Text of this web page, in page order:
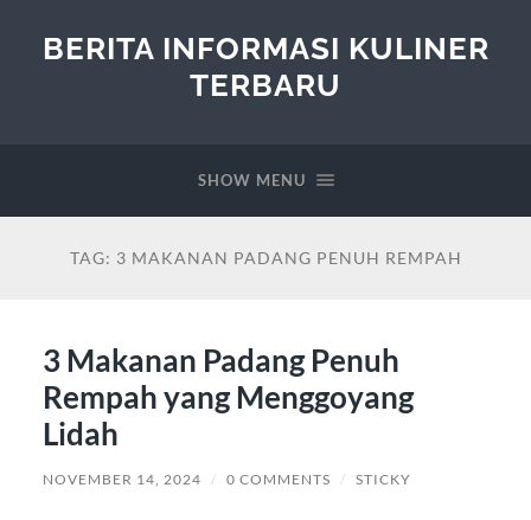
BERITA INFORMASI KULINER
TERBARU
SHOW MENU
TAG: 3 MAKANAN PADANG PENUH REMPAH
3 Makanan Padang Penuh
Rempah yang Menggoyang
Lidah
NOVEMBER 14, 2024 / 0 COMMENTS / STICKY